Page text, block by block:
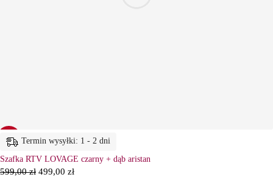
17% Termin wysyłki: 1 - 2 dni
Szafka RTV LOVAGE czarny + dąb aristan
599,00zł 499,00 zł